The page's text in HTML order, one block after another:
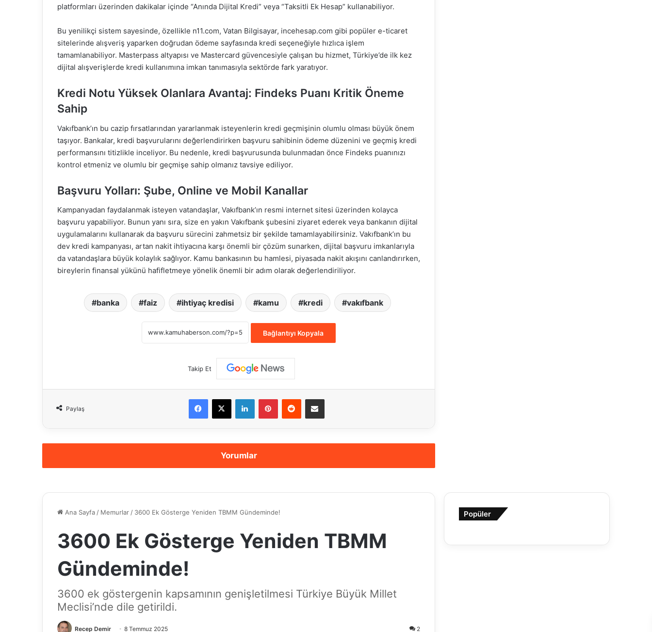
platformları üzerinden dakikalar içinde “Anında Dijital Kredi” veya “Taksitli Ek Hesap” kullanabiliyor.
Bu yenilikçi sistem sayesinde, özellikle n11.com, Vatan Bilgisayar, incehesap.com gibi popüler e-ticaret
sitelerinde alışveriş yaparken doğrudan ödeme sayfasında kredi seçeneğiyle hızlıca işlem
tamamlanabiliyor. Masterpass altyapısı ve Mastercard güvencesiyle çalışan bu hizmet, Türkiye’de ilk kez
dijital alışverişlerde kredi kullanımına imkan tanımasıyla sektörde fark yaratıyor.
Kredi Notu Yüksek Olanlara Avantaj: Findeks Puanı Kritik Öneme
Sahip
Vakıfbank’ın bu cazip fırsatlarından yararlanmak isteyenlerin kredi geçmişinin olumlu olması büyük önem
taşıyor. Bankalar, kredi başvurularını değerlendirirken başvuru sahibinin ödeme düzenini ve geçmiş kredi
performansını titizlikle inceliyor. Bu nedenle, kredi başvurusunda bulunmadan önce Findeks puanınızı
kontrol etmeniz ve olumlu bir geçmişe sahip olmanız tavsiye ediliyor.
Başvuru Yolları: Şube, Online ve Mobil Kanallar
Kampanyadan faydalanmak isteyen vatandaşlar, Vakıfbank’ın resmi internet sitesi üzerinden kolayca
başvuru yapabiliyor. Bunun yanı sıra, size en yakın Vakıfbank şubesini ziyaret ederek veya bankanın dijital
uygulamalarını kullanarak da başvuru sürecini zahmetsiz bir şekilde tamamlayabilirsiniz. Vakıfbank’ın bu
dev kredi kampanyası, artan nakit ihtiyacına karşı önemli bir çözüm sunarken, dijital başvuru imkanlarıyla
da vatandaşlara büyük kolaylık sağlıyor. Kamu bankasının bu hamlesi, piyasada nakit akışını canlandırırken,
bireylerin finansal yükünü hafifletmeye yönelik önemli bir adım olarak değerlendiriliyor.
banka faiz ihtiyaç kredisi kamu kredi vakıfbank
Bağlantıyı Kopyala
Takip Et
Paylaş
Facebook
X LinkedInPinterestReddit E-Posta ile paylaş
Yorumlar